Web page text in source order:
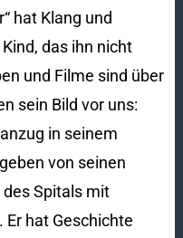
hat Klang und
das ihn nicht
und Filme sind über
sein Bild vor uns:
in seinem
von seinen
Spitals mit
hat Geschichte